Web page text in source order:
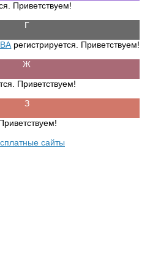
Приветствуем!
регистрируется. Приветствуем!
Приветствуем!
сайты